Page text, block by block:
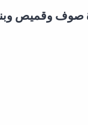
وقميص وبنطلون